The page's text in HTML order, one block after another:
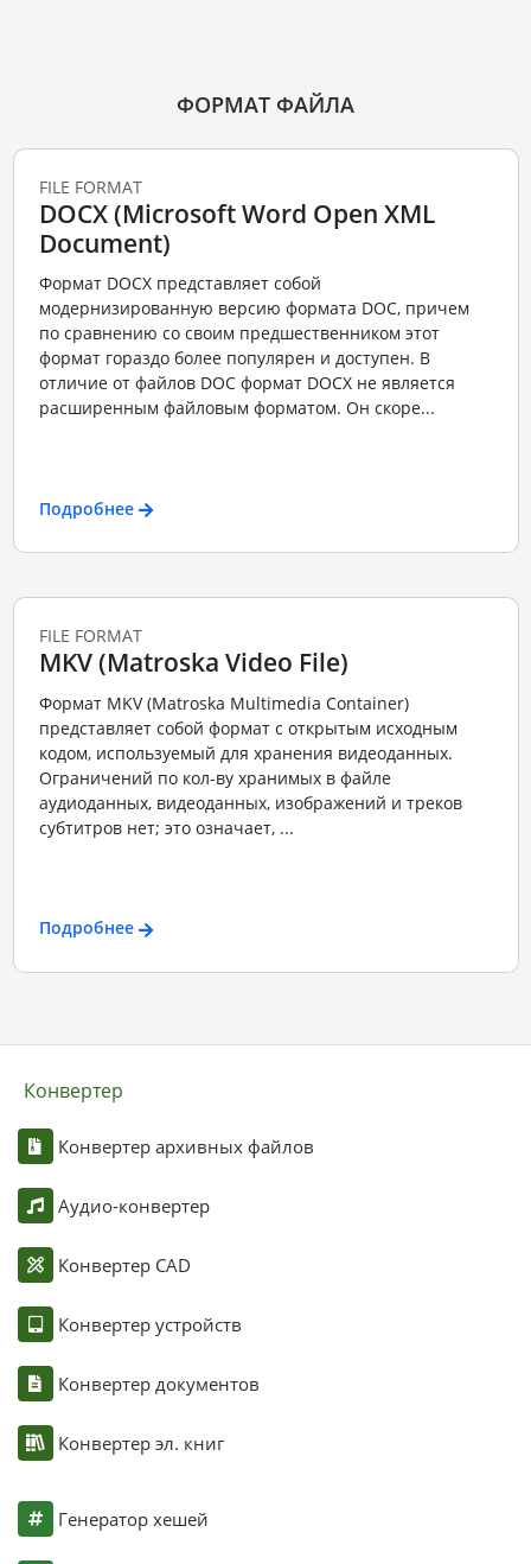
ФОРМАТ ФАЙЛА
FILE FORMAT
DOCX (Microsoft Word Open XML
Document)
Формат DOCX представляет собой
модернизированную версию формата DOC, причем
по сравнению со своим предшественником этот
формат гораздо более популярен и доступен. В
отличие от файлов DOC формат DOCX не является
расширенным файловым форматом. Он скоре...
Подробнее
FILE FORMAT
MKV (Matroska Video File)
Формат MKV (Matroska Multimedia Container)
представляет собой формат с открытым исходным
кодом, используемый для хранения видеоданных.
Ограничений по кол-ву хранимых в файле
аудиоданных, видеоданных, изображений и треков
субтитров нет; это означает, ...
Подробнее
Конвертер
Конвертер архивных файлов
Аудио-конвертер
Конвертер CAD
Конвертер устройств
Конвертер документов
Конвертер эл. книг
Генератор хешей